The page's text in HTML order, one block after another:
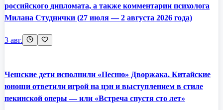
российского дипломата, а также комментарии психолога
Милана Студнички (27 июля — 2 августа 2026 года)
3 авг.
Чешские дети исполнили «Песню» Дворжака. Китайские
юноши ответили игрой на цэн и выступлением в стиле
пекинской оперы — или «Встреча спустя сто лет»